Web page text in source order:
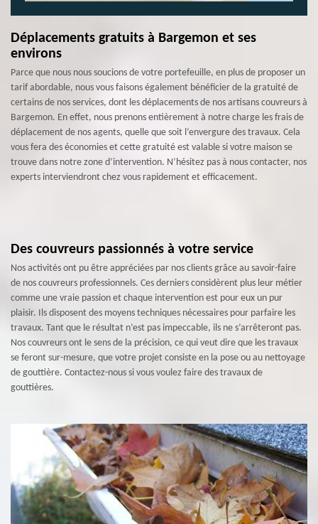
Déplacements gratuits à Bargemon et ses
environs
Parce que nous nous soucions de votre portefeuille, en plus de proposer un
tarif abordable, nous vous faisons également bénéficier de la gratuité de
certains de nos services, dont les déplacements de nos artisans couvreurs à
Bargemon. En effet, nous prenons entièrement à notre charge les frais de
déplacement de nos agents, quelle que soit l’envergure des travaux. Cela
vous fera des économies et cette gratuité est valable si votre maison se
trouve dans notre zone d’intervention. N’hésitez pas à nous contacter, nos
experts interviendront chez vous rapidement et efficacement.
Des couvreurs passionnés à votre service
Nos activités ont pu être appréciées par nos clients grâce au savoir-faire
de nos couvreurs professionnels. Ces derniers considèrent plus leur métier
comme une vraie passion et chaque intervention est pour eux un pur
plaisir. Ils disposent des moyens techniques nécessaires pour parfaire les
travaux. Tant que le résultat n’est pas impeccable, ils ne s’arrêteront pas.
Nos couvreurs ont le sens de la précision, ce qui veut dire que les travaux
se feront sur-mesure, que votre projet consiste en la pose ou au nettoyage
de gouttière. Contactez-nous si vous voulez faire des travaux de
gouttières.